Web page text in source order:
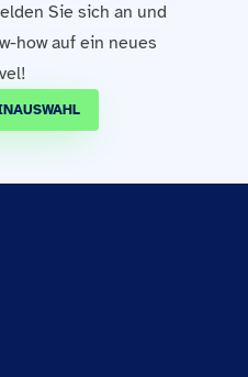
Sie sich an und
how auf ein neues